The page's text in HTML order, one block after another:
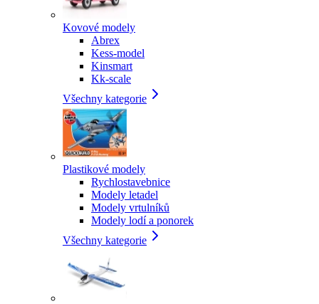
Kovové modely
Abrex
Kess-model
Kinsmart
Kk-scale
Všechny kategorie
Plastikové modely
Rychlostavebnice
Modely letadel
Modely vrtulníků
Modely lodí a ponorek
Všechny kategorie